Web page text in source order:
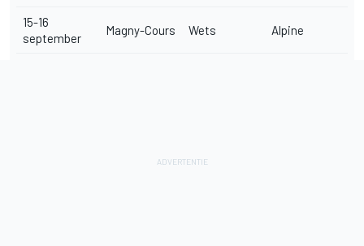
15-16
september
Magny-Cours Wets Alpine